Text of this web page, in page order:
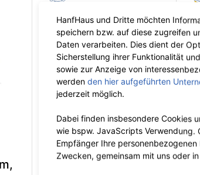
Phytalize
Hanf Aloe Vera
HanfHaus und Dritte möchten
speichern bzw. auf diese zugreifen
Daten verarbeiten. Dies dient der
Sicherstellung ihrer Funktionalität
sowie zur Anzeige von
werden den hier aufgeführten
jederzeit möglich.
Dabei finden insbesondere Cookies
wie bspw. JavaScripts Verwendung.
Empfänger Ihre
Zwecken, gemeinsam mit uns oder